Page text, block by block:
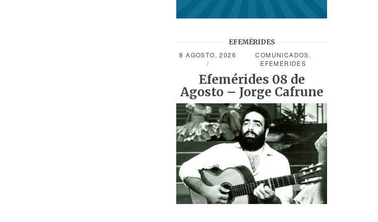
EFEMÉRIDES
8 AGOSTO, 2026
COMUNICADOS,
EFEMÉRIDES
Efemérides 08 de
Agosto – Jorge Cafrune